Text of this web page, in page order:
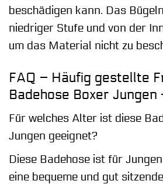
beschädigen kann. Das
niedriger Stufe und von der
um das Material nicht zu
FAQ – Häufig gestellte
Badehose Boxer
Für welches Alter ist diese
Jungen geeignet?
Diese Badehose ist für
eine bequeme und gut